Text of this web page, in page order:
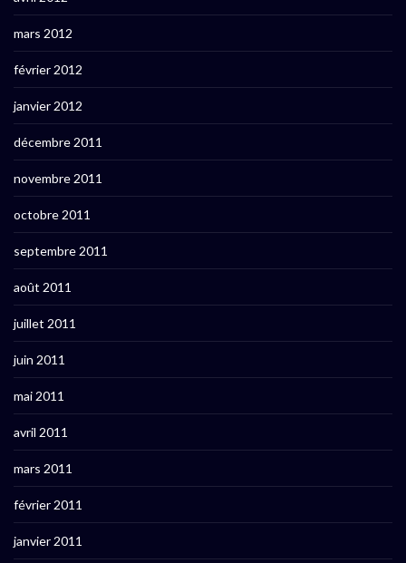
mars 2012
février 2012
janvier 2012
décembre 2011
novembre 2011
octobre 2011
septembre 2011
août 2011
juillet 2011
juin 2011
mai 2011
avril 2011
mars 2011
février 2011
janvier 2011